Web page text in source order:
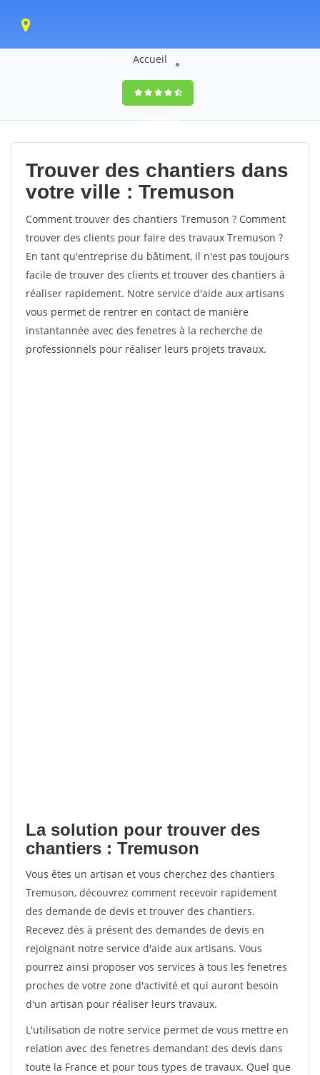
Accueil
9,5(100%)0
votes
Trouver des chantiers dans
votre ville : Tremuson
Comment trouver des chantiers Tremuson ? Comment
trouver des clients pour faire des travaux Tremuson ?
En tant qu'entreprise du bâtiment, il n'est pas toujours
facile de trouver des clients et trouver des chantiers à
réaliser rapidement. Notre service d'aide aux artisans
vous permet de rentrer en contact de manière
instantannée avec des fenetres à la recherche de
professionnels pour réaliser leurs projets travaux.
La solution pour trouver des
chantiers : Tremuson
Vous êtes un artisan et vous cherchez des chantiers
Tremuson, découvrez comment recevoir rapidement
des demande de devis et trouver des chantiers.
Recevez dès à présent des demandes de devis en
rejoignant notre service d'aide aux artisans. Vous
pourrez ainsi proposer vos services à tous les fenetres
proches de votre zone d'activité et qui auront besoin
d'un artisan pour réaliser leurs travaux.
L'utilisation de notre service permet de vous mettre en
relation avec des fenetres demandant des devis dans
toute la France et pour tous types de travaux. Quel que